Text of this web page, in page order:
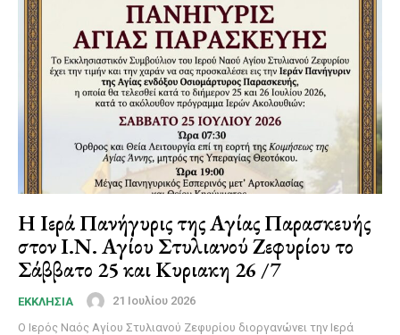
Η Ιερά Πανήγυρις της Αγίας Παρασκευής
στον Ι.Ν. Αγίου Στυλιανού Ζεφυρίου το
Σάββατο 25 και Κυριακη 26 /7
ΕΚΚΛΗΣΙΑ
21 Ιουλίου 2026
Ο Ιερός Ναός Αγίου Στυλιανού Ζεφυρίου διοργανώνει την Ιερά